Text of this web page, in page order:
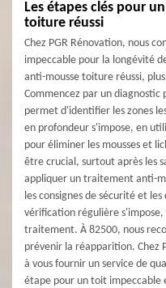
Les étapes clés pour
toiture réussi
Chez PGR Rénovation, nous
impeccable pour la longévité
anti-mousse toiture réussi,
Commencez par un
permet d'identifier les zones
en profondeur s'impose, en
pour éliminer les mousses et
être crucial, surtout après les
appliquer un traitement anti-
les consignes de sécurité et
vérification régulière
traitement. À 82500, nous
prévenir la réapparition. Chez
à vous fournir un service de
étape pour un toit impeccable